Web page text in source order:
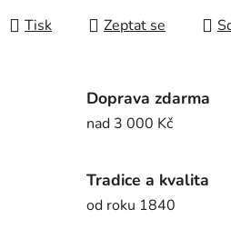
Tisk Zeptat se
Doprava zdarma
nad 3 000 Kč
Tradice a kvalita
od roku 1840